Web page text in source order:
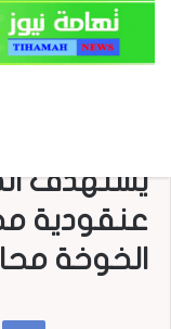
يستهدف
عنقودية
الخوخة